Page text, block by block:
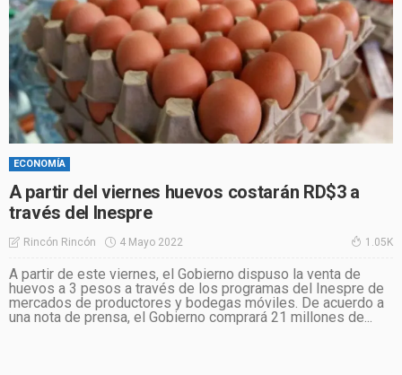
ECONOMÍA
A partir del viernes huevos costarán RD$3 a
través del Inespre
Rincón Rincón 4 Mayo 2022 1.05K
A partir de este viernes, el Gobierno dispuso la venta de
huevos a 3 pesos a través de los programas del Inespre de
mercados de productores y bodegas móviles. De acuerdo a
una nota de prensa, el Gobierno comprará 21 millones de...